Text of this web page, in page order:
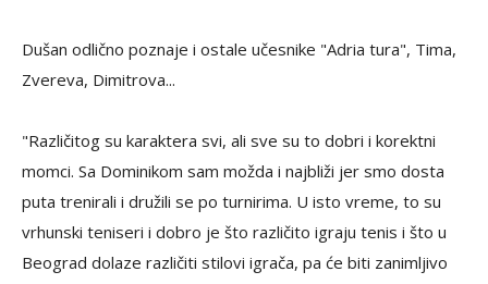
Dušan odlično poznaje i ostale učesnike "Adria tura", Tima,
Zvereva, Dimitrova...
"Različitog su karaktera svi, ali sve su to dobri i korektni
momci. Sa Dominikom sam možda i najbliži jer smo dosta
puta trenirali i družili se po turnirima. U isto vreme, to su
vrhunski teniseri i dobro je što različito igraju tenis i što u
Beograd dolaze različiti stilovi igrača, pa će biti zanimljivo